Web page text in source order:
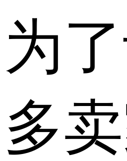
为
多